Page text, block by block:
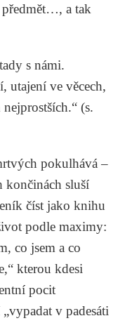
a tak
s námi.
utajení ve věcech,
(s.
pokulhává –
končinách sluší
číst jako knihu
podle maximy:
co jsem a co
kterou kdesi
pocit
v padesáti